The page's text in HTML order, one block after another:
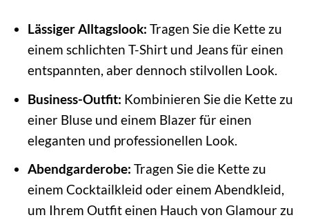
Lässiger Alltagslook: Tragen Sie die Kette zu
einem schlichten T-Shirt und Jeans für einen
entspannten, aber dennoch stilvollen Look.
Business-Outfit: Kombinieren Sie die Kette zu
einer Bluse und einem Blazer für einen
eleganten und professionellen Look.
Abendgarderobe: Tragen Sie die Kette zu
einem Cocktailkleid oder einem Abendkleid,
um Ihrem Outfit einen Hauch von Glamour zu